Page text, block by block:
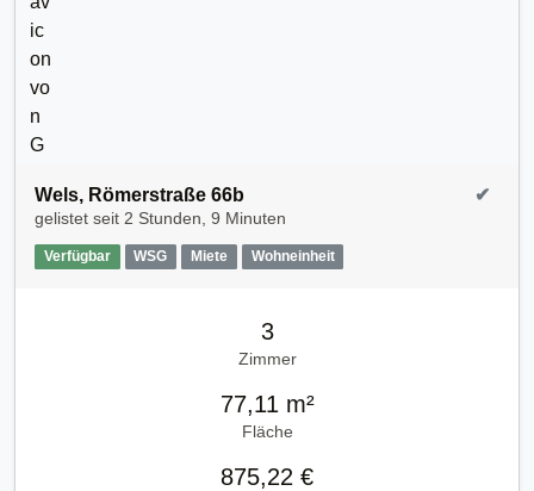
Wels, Römerstraße 66b
gelistet seit 2 Stunden, 9 Minuten
Verfügbar WSG Miete Wohneinheit
✔
3
Zimmer
77,11 m²
Fläche
875,22 €